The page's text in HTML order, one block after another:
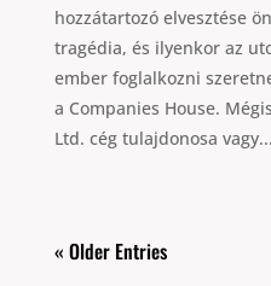
hozzátartozó elvesztése
tragédia, és ilyenkor az
ember foglalkozni
a Companies House.
Ltd. cég tulajdonosa vagy...
« Older Entries